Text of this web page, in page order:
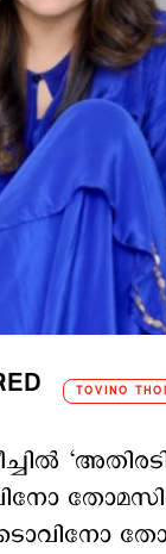
TOVINO